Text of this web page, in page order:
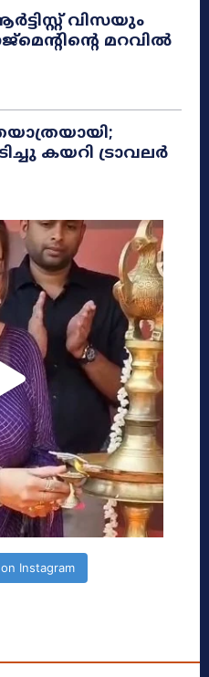
വിസയും
മറവിൽ
കയറി ട്രാവലർ
Instagram